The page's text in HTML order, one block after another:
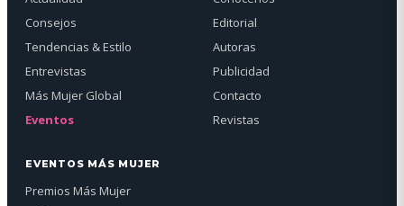
Consejos
Tendencias & Estilo
Entrevistas
Más Mujer Global
Eventos
Editorial
Autoras
Publicidad
Contacto
Revistas
EVENTOS MÁS MUJER
Premios Más Mujer